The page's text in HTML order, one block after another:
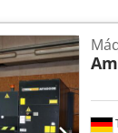
de carga/
Y: 1.550 mm
de corte
X/Y/Z: 80 / 80 /
15.500 kg
TWIN, año